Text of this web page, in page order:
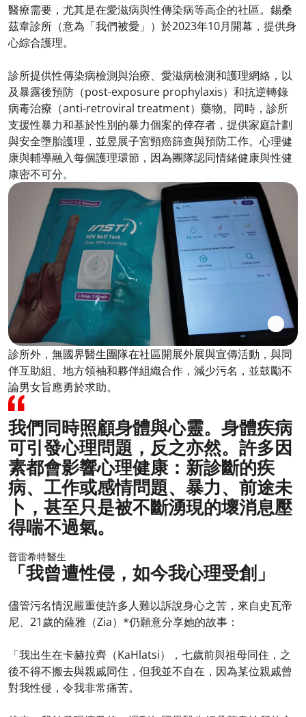
醫療需要，尤其是在愛滋病與性傳染病等高企的社區。錫桑
茲韋診所（意為「我們被愛」）於2023年10月開幕，提供身
心綜合護理。
診所提供性傳染病檢測與治療、愛滋病檢測和護理網絡，以
及暴露後預防（post-exposure prophylaxis）和抗逆轉錄
病毒治療（anti-retroviral treatment）藥物。同時，診所
支援性暴力和基於性別的暴力個案的倖存者，提供家庭計劃
與安全墮胎護理，並昱展子宮頸癌篩查與預防工作。心理健
康與輔導融入每個護理環節，因為團隊認同情緒健康與性健
康密不可分。
診所外，無國界醫生團隊在社區開展外展與宣傳活動，與同
伴互助組、地方領袖和夥伴組織合作，減少污名，並鼓勵不
論男女旨應勇於求助。
我們同時照顧身體與心靈。身體疾病
可引發心理問題，反之亦然。許多因
素都會影響心理健康：新診斷的疾
病、工作或感情問題、暴力、前途未
卜，甚至只是被不斷湧現的壞消息壓
得喘不過氣。
普雷希特醫生
「我曾遭性侵，如今我心理受創」
儘管污名情況嚴重使許多人難以訴說身心之苦，來自史瓦帝
尼、21歲的薩雅（Zia）*仍願意分享她的故事：
「我出生在卡赫拉齊（KaHlatsi），七歲前與祖母同住，之
後不得不搬去與親戚同住，但我並不自在，因為某位親戚曾
對我性侵，令我非常痛苦。